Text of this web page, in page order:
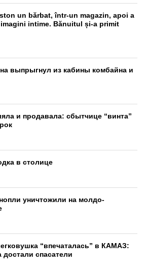
un bărbat, într-un magazin, apoi a
intime. Bănuitul și-a primit
выпрыгнул из кабины комбайна и
и продавала: сбытчице “винта”
в столице
уничтожили на молдо-
“впечаталась” в КАМАЗ:
достали спасатели